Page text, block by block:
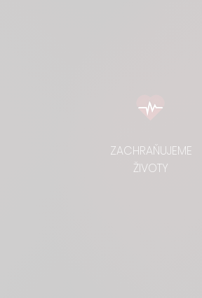
ZACHRAŇUJEME
ŽIVOTY